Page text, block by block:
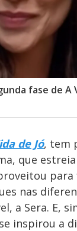
fase de A
de Jó, tem
que
nas
a Sera. E,
inspirou a